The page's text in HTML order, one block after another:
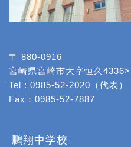
〒 880-0916
宮崎県宮崎市大字恒久4336>
Tel : 0985-52-2020（代表）
Fax：0985-52-7887
鵬翔中学校